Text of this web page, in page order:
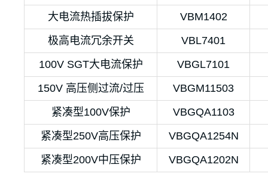
大电流热插拔保护
VBM1402
极高电流冗余开关
VBL7401
100V SGT大电流保护
VBGL7101
150V 高压侧过流/过压
VBGM11503
紧凑型100V保护
VBGQA1103
紧凑型250V高压保护
VBGQA1254N
紧凑型200V中压保护
VBGQA1202N